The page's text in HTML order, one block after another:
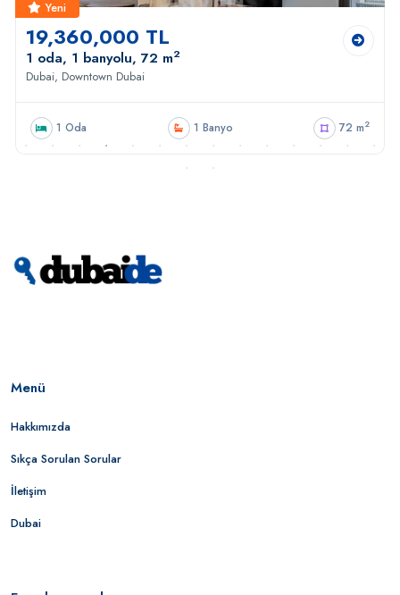
Yeni
19,360,000 TL
1 oda, 1 banyolu, 72 m2
Dubai, Downtown Dubai
1 Oda 1 Banyo 72 m2
Menü
Hakkımızda
Sıkça Sorulan Sorular
İletişim
Dubai